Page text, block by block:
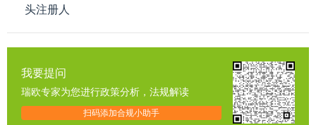
头注册人
我要提问
瑞欧专家为您进行政策分析，法规解读
扫码添加合规小助手